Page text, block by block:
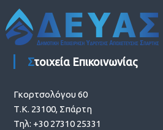
Στοιχεία Επικοινωνίας
Γκορτσολόγου 60
Τ.Κ. 23100, Σπάρτη
Τηλ: +30 27310 25331